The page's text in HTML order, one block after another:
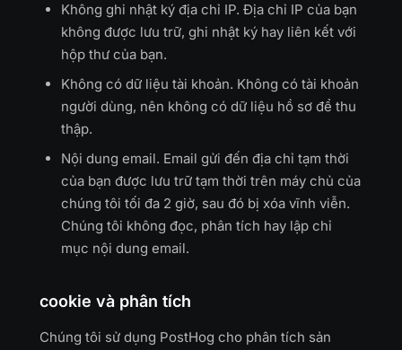
Không ghi nhật ký địa chỉ IP. Địa chỉ IP của bạn
không được lưu trữ, ghi nhật ký hay liên kết với
hộp thư của bạn.
Không có dữ liệu tài khoản. Không có tài khoản
người dùng, nên không có dữ liệu hồ sơ để thu
thập.
Nội dung email. Email gửi đến địa chỉ tạm thời
của bạn được lưu trữ tạm thời trên máy chủ của
chúng tôi tối đa 2 giờ, sau đó bị xóa vĩnh viễn.
Chúng tôi không đọc, phân tích hay lập chỉ
mục nội dung email.
cookie và phân tích
Chúng tôi sử dụng PostHog cho phân tích sản